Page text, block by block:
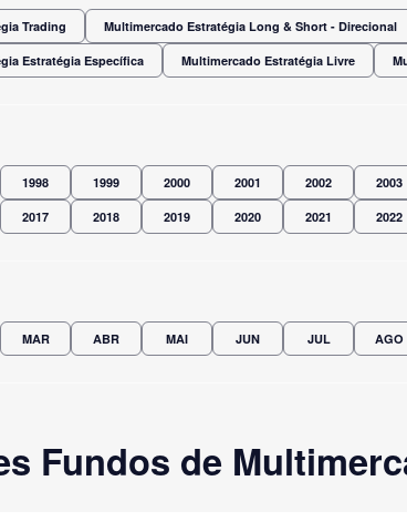
Trading Multimercado Estratégia Long & Short - Direcional
Estratégia Específica Multimercado Estratégia Livre
1998 1999 2000 2001 2002 2003
2017 2018 2019 2020 2021 2022
MAR ABR MAI JUN JUL AGO
Fundos de